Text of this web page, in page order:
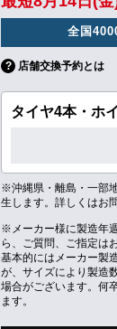
全国
店舗交換予約とは
タイヤ4本・ホ
※沖縄県・離島・一部
生します。詳しくはお
※メーカー様に製造年
ら、ご質問、ご指定は
基本的にはメーカー製
が、サイズにより製造
場合がございます。何
ます。